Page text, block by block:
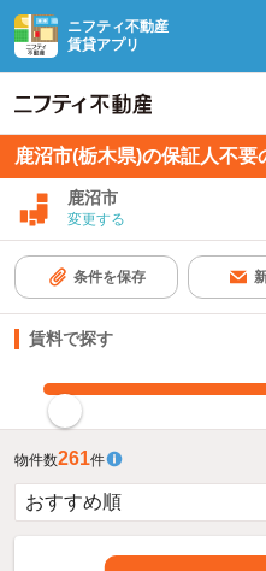
ニフティ不動産
賃貸アプリ
鹿沼市(栃木県)の保証人不要
鹿沼市
変更する
条件を保存
賃料で探す
物件数261件